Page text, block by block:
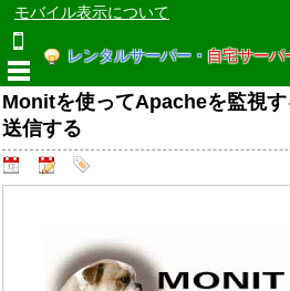
モバイル表示について
レンタルサーバー・ 自宅サーバ
Monitを使ってApacheを監視
送信する